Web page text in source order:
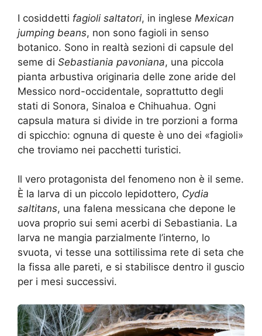
I cosiddetti fagioli saltatori, in inglese Mexican
jumping beans, non sono fagioli in senso
botanico. Sono in realtà sezioni di capsule del
seme di Sebastiania pavoniana, una piccola
pianta arbustiva originaria delle zone aride del
Messico nord-occidentale, soprattutto degli
stati di Sonora, Sinaloa e Chihuahua. Ogni
capsula matura si divide in tre porzioni a forma
di spicchio: ognuna di queste è uno dei «fagioli»
che troviamo nei pacchetti turistici.
Il vero protagonista del fenomeno non è il seme.
È la larva di un piccolo lepidottero, Cydia
saltitans, una falena messicana che depone le
uova proprio sui semi acerbi di Sebastiania. La
larva ne mangia parzialmente l’interno, lo
svuota, vi tesse una sottilissima rete di seta che
la fissa alle pareti, e si stabilisce dentro il guscio
per i mesi successivi.